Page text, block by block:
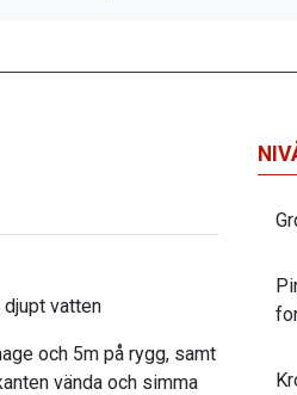
vatten
och 5m på rygg, samt
vända och simma